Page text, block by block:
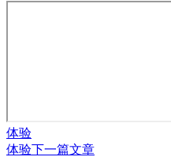
体验
体验下一篇文章